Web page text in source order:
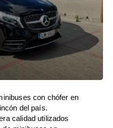
con chófer en
del país.
calidad utilizados